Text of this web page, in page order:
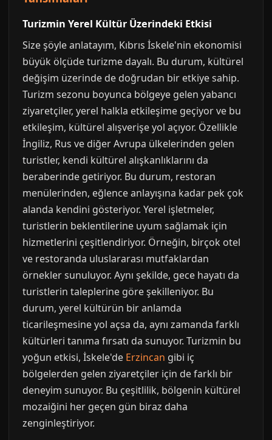
Turizmin Yerel Kültür Üzerindeki Etkisi
Size şöyle anlatayım, Kıbrıs İskele'nin ekonomisi
büyük ölçüde turizme dayalı. Bu durum, kültürel
değişim üzerinde de doğrudan bir etkiye sahip.
Turizm sezonu boyunca bölgeye gelen yabancı
ziyaretçiler, yerel halkla etkileşime geçiyor ve bu
etkileşim, kültürel alışverişe yol açıyor. Özellikle
İngiliz, Rus ve diğer Avrupa ülkelerinden gelen
turistler, kendi kültürel alışkanlıklarını da
beraberinde getiriyor. Bu durum, restoran
menülerinden, eğlence anlayışına kadar pek çok
alanda kendini gösteriyor. Yerel işletmeler,
turistlerin beklentilerine uyum sağlamak için
hizmetlerini çeşitlendiriyor. Örneğin, birçok otel
ve restoranda uluslararası mutfaklardan
örnekler sunuluyor. Aynı şekilde, gece hayatı da
turistlerin taleplerine göre şekilleniyor. Bu
durum, yerel kültürün bir anlamda
ticarileşmesine yol açsa da, aynı zamanda farklı
kültürleri tanıma fırsatı da sunuyor. Turizmin bu
yoğun etkisi, İskele'de Erzincan gibi iç
bölgelerden gelen ziyaretçiler için de farklı bir
deneyim sunuyor. Bu çeşitlilik, bölgenin kültürel
mozaiğini her geçen gün biraz daha
zenginleştiriyor.